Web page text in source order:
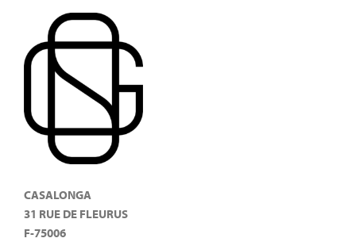
CASALONGA
31 RUE DE FLEURUS
F-75006